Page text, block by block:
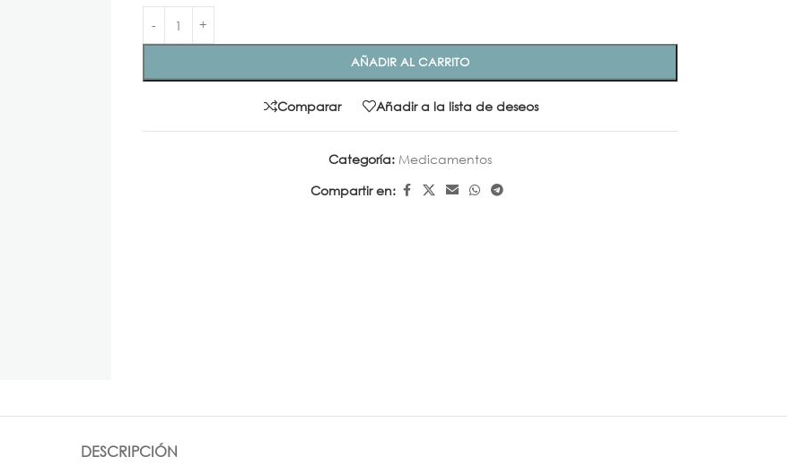
AÑADIR AL CARRITO
Comparar Añadir a la lista de deseos
Categoría: Medicamentos
Compartir en:
DESCRIPCIÓN